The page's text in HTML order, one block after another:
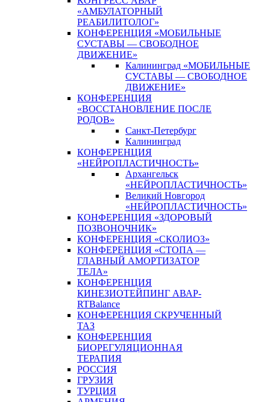
«АМБУЛАТОРНЫЙ
РЕАБИЛИТОЛОГ»
КОНФЕРЕНЦИЯ «МОБИЛЬНЫЕ
СУСТАВЫ — СВОБОДНОЕ
ДВИЖЕНИЕ»
Калининград «МОБИЛЬНЫЕ
СУСТАВЫ — СВОБОДНОЕ
ДВИЖЕНИЕ»
КОНФЕРЕНЦИЯ
«ВОССТАНОВЛЕНИЕ ПОСЛЕ
РОДОВ»
Санкт-Петербург
Калининград
КОНФЕРЕНЦИЯ
«НЕЙРОПЛАСТИЧНОСТЬ»
Архангельск
«НЕЙРОПЛАСТИЧНОСТЬ»
Великий Новгород
«НЕЙРОПЛАСТИЧНОСТЬ»
КОНФЕРЕНЦИЯ «ЗДОРОВЫЙ
ПОЗВОНОЧНИК»
КОНФЕРЕНЦИЯ «СКОЛИОЗ»
КОНФЕРЕНЦИЯ «СТОПА —
ГЛАВНЫЙ АМОРТИЗАТОР
ТЕЛА»
КОНФЕРЕНЦИЯ
КИНЕЗИОТЕЙПИНГ АВАР-
RTBalance
КОНФЕРЕНЦИЯ СКРУЧЕННЫЙ
ТАЗ
КОНФЕРЕНЦИЯ
БИОРЕГУЛЯЦИОННАЯ
ТЕРАПИЯ
РОССИЯ
ГРУЗИЯ
ТУРЦИЯ